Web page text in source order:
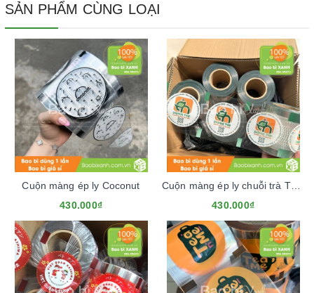
SẢN PHẨM CÙNG LOẠI
Cuộn màng ép ly Coconut
430.000₫
Cuộn màng ép ly chuỗi trà Thái Chamue Thái
430.000₫